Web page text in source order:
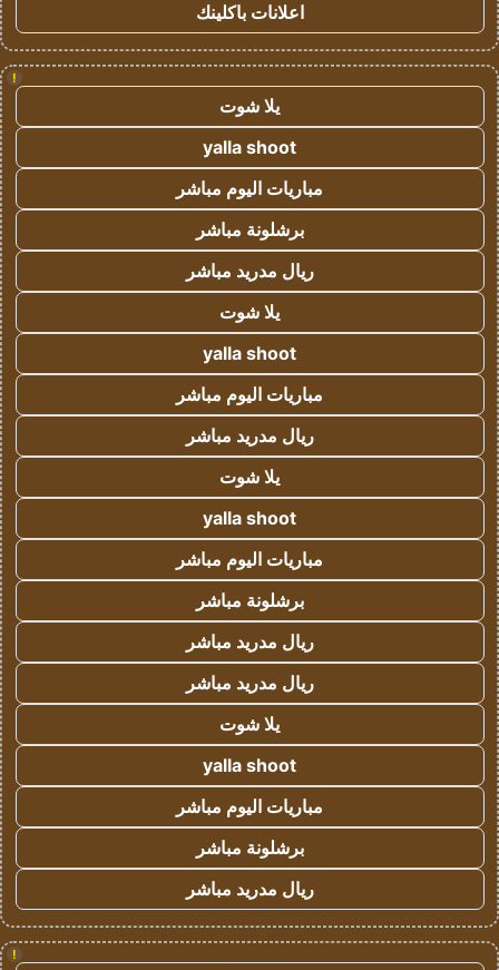
اعلانات باكلينك
!
يلا شوت
yalla shoot
مباريات اليوم مباشر
برشلونة مباشر
ريال مدريد مباشر
يلا شوت
yalla shoot
مباريات اليوم مباشر
ريال مدريد مباشر
يلا شوت
yalla shoot
مباريات اليوم مباشر
برشلونة مباشر
ريال مدريد مباشر
ريال مدريد مباشر
يلا شوت
yalla shoot
مباريات اليوم مباشر
برشلونة مباشر
ريال مدريد مباشر
!